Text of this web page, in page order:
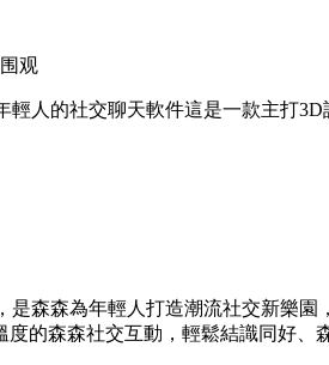
观
人的社交聊天軟件這是一款主打
森森為年輕人打造潮流社交新樂園
度的森森社交互動，輕鬆結識同好、